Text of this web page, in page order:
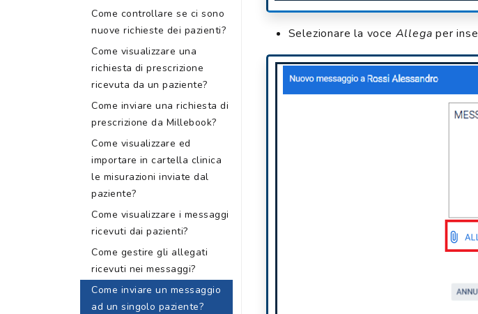
Come controllare se ci sono
nuove richieste dei pazienti?
Come visualizzare una
richiesta di prescrizione
ricevuta da un paziente?
Come inviare una richiesta di
prescrizione da Millebook?
Come visualizzare ed
importare in cartella clinica
le misurazioni inviate dal
paziente?
Come visualizzare i messaggi
ricevuti dai pazienti?
Come gestire gli allegati
ricevuti nei messaggi?
Come inviare un messaggio
ad un singolo paziente?
Selezionare la voce Allega per